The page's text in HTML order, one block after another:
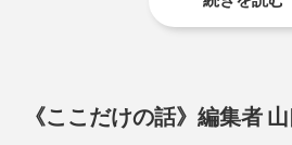
《ここだけの話》編集者